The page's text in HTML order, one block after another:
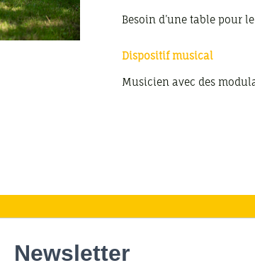
Besoin d’une table pour
Dispositif musical
Musicien avec des
Newsletter